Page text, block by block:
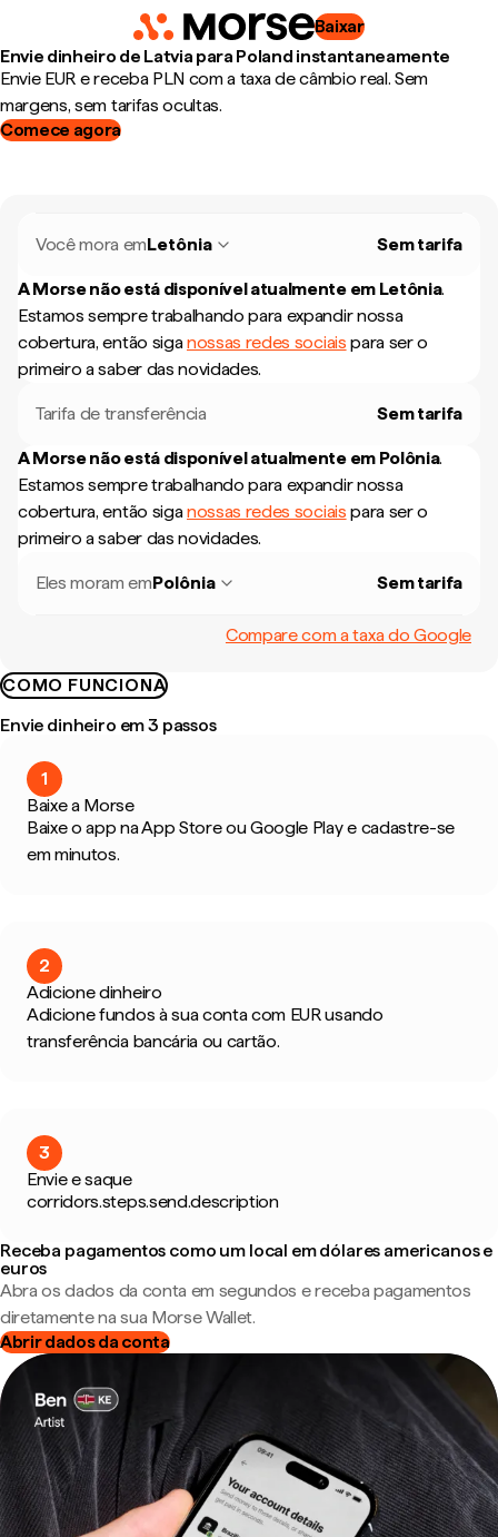
Baixar
Envie dinheiro de Latvia para Poland instantaneamente
Envie EUR e receba PLN com a taxa de câmbio real. Sem
margens, sem tarifas ocultas.
Comece agora
Você mora emLetônia Sem tarifa
A Morse não está disponível atualmente em Letônia.
Estamos sempre trabalhando para expandir nossa
cobertura, então siganossas redes sociais para ser o
primeiro a saber das novidades.
Tarifa de transferência Sem tarifa
A Morse não está disponível atualmente em Polônia.
Estamos sempre trabalhando para expandir nossa
cobertura, então siganossas redes sociais para ser o
primeiro a saber das novidades.
Eles moram emPolônia Sem tarifa
Compare com a taxa do Google
COMO FUNCIONA
Envie dinheiro em 3 passos
1
Baixe a Morse
Baixe o app na App Store ou Google Play e cadastre-se
em minutos.
2
Adicione dinheiro
Adicione fundos à sua conta com EUR usando
transferência bancária ou cartão.
3
Envie e saque
corridors.steps.send.description
Receba pagamentos como um local em dólares americanos e
euros
Abra os dados da conta em segundos e receba pagamentos
diretamente na sua Morse Wallet.
Abrir dados da conta